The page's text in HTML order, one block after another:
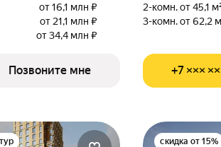
от 16,1 млн ₽
от 21,1 млн ₽
от 34,4 млн ₽
Позвоните мне
2-комн. от 45,1
3-комн. от 62,2
+7 ×××
скидка от 15%